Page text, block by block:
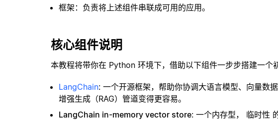
框架：负责将上述组件串联成可用的应用。
核心组件说明
本教程将带你在 Python 环境下，借助以下组件一步步搭建一个
LangChain: 一个开源框架，帮助你协调大语言模型、向量数
增强生成（RAG）管道变得更容易。
LangChain in-memory vector store: 一个内存型， 临时性